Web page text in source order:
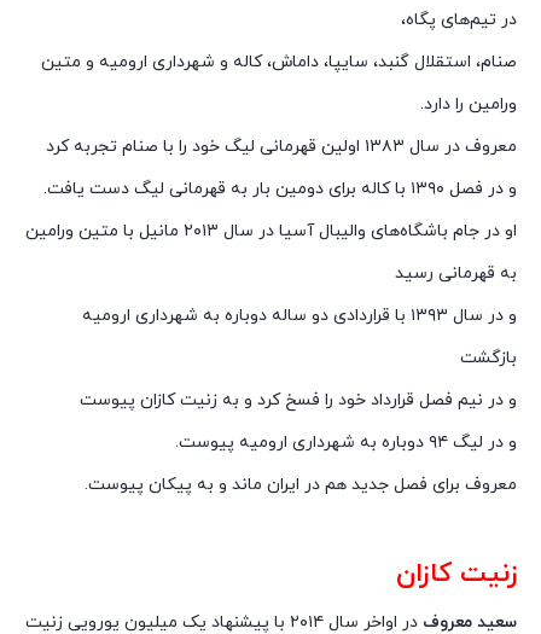
در تیم‌های پگاه،
صنام، استقلال گنبد، سایپا، داماش، کاله و شهرداری ارومیه و متین
ورامین را دارد.
معروف در سال ۱۳۸۳ اولین قهرمانی لیگ خود را با صنام تجربه کرد
و در فصل ۱۳۹۰ با کاله برای دومین بار به قهرمانی لیگ دست یافت.
او در جام باشگاه‌های والیبال آسیا در سال ۲۰۱۳ مانیل با متین ورامین
به قهرمانی رسید
و در سال ۱۳۹۳ با قراردادی دو ساله دوباره به شهرداری ارومیه
بازگشت
و در نیم فصل قرارداد خود را فسخ کرد و به زنیت کازان پیوست
و در لیگ ۹۴ دوباره به شهرداری ارومیه پیوست.
معروف برای فصل جدید هم در ایران ماند و به پیکان پیوست.
زنیت کازان
سعید معروف در اواخر سال ۲۰۱۴ با پیشنهاد یک میلیون یورویی زنیت